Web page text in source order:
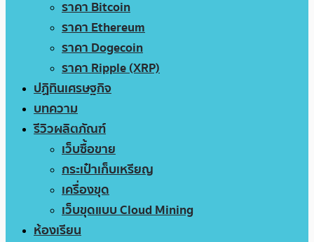
ราคา Bitcoin
ราคา Ethereum
ราคา Dogecoin
ราคา Ripple (XRP)
ปฏิทินเศรษฐกิจ
บทความ
รีวิวผลิตภัณฑ์
เว็บซื้อขาย
กระเป๋าเก็บเหรียญ
เครื่องขุด
เว็บขุดแบบ Cloud Mining
ห้องเรียน